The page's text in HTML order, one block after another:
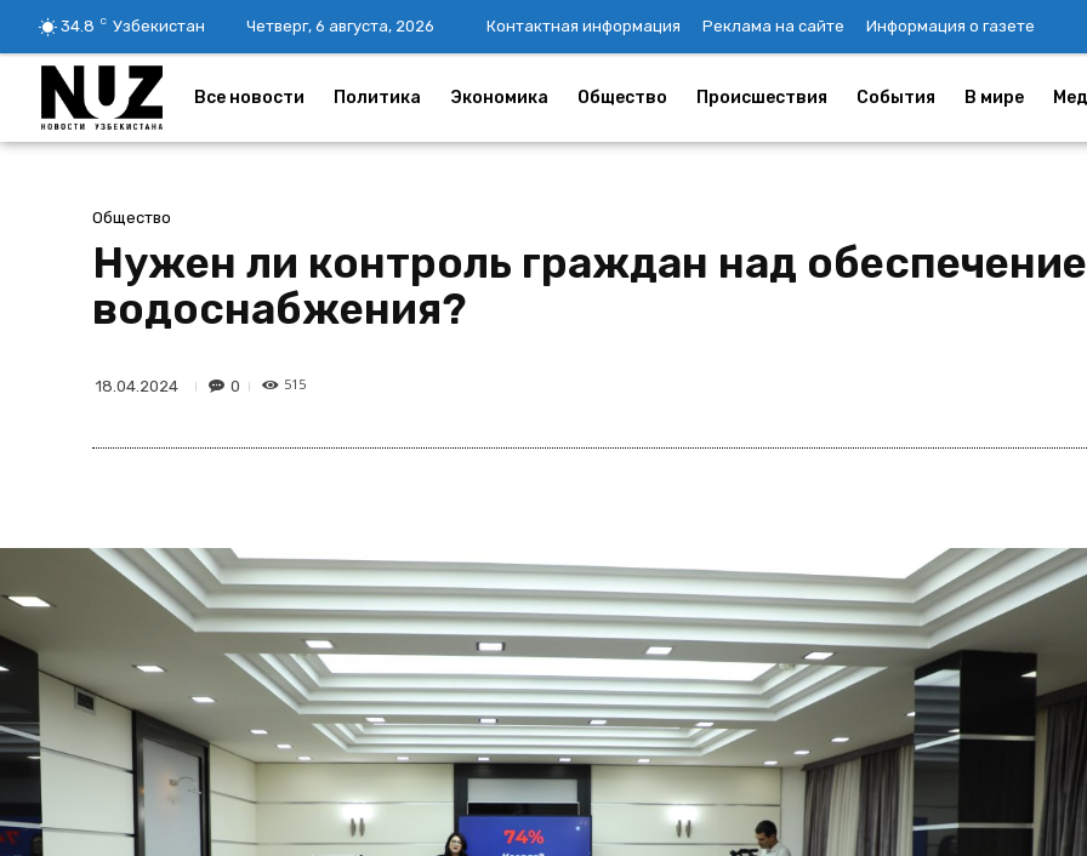
34.8 C Узбекистан Четверг, 6 августа, 2026 Контактная информация Реклама на сайте Информация о газете
Все новости Политика Экономика Общество Происшествия События В мире
Общество
Нужен ли контроль граждан над
водоснабжения?
18.04.2024 0 515